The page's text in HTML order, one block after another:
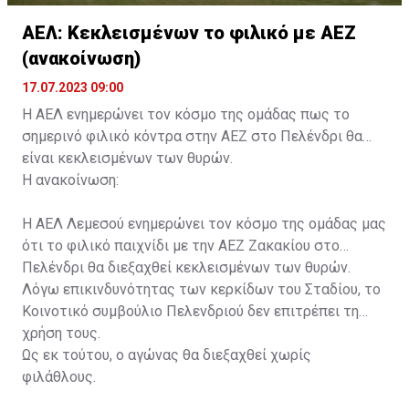
ΑΕΛ: Κεκλεισμένων το φιλικό με ΑΕΖ
(ανακοίνωση)
17.07.2023 09:00
Η ΑΕΛ ενημερώνει τον κόσμο της ομάδας πως το
σημερινό φιλικό κόντρα στην ΑΕΖ στο Πελένδρι θα
είναι κεκλεισμένων των θυρών.
Η ανακοίνωση:
Η ΑΕΛ Λεμεσού ενημερώνει τον κόσμο της ομάδας μας
ότι το φιλικό παιχνίδι με την ΑΕΖ Ζακακίου στο
Πελένδρι θα διεξαχθεί κεκλεισμένων των θυρών.
Λόγω επικινδυνότητας των κερκίδων του Σταδίου, το
Κοινοτικό συμβούλιο Πελενδριού δεν επιτρέπει τη
χρήση τους.
Ως εκ τούτου, ο αγώνας θα διεξαχθεί χωρίς
φιλάθλους.